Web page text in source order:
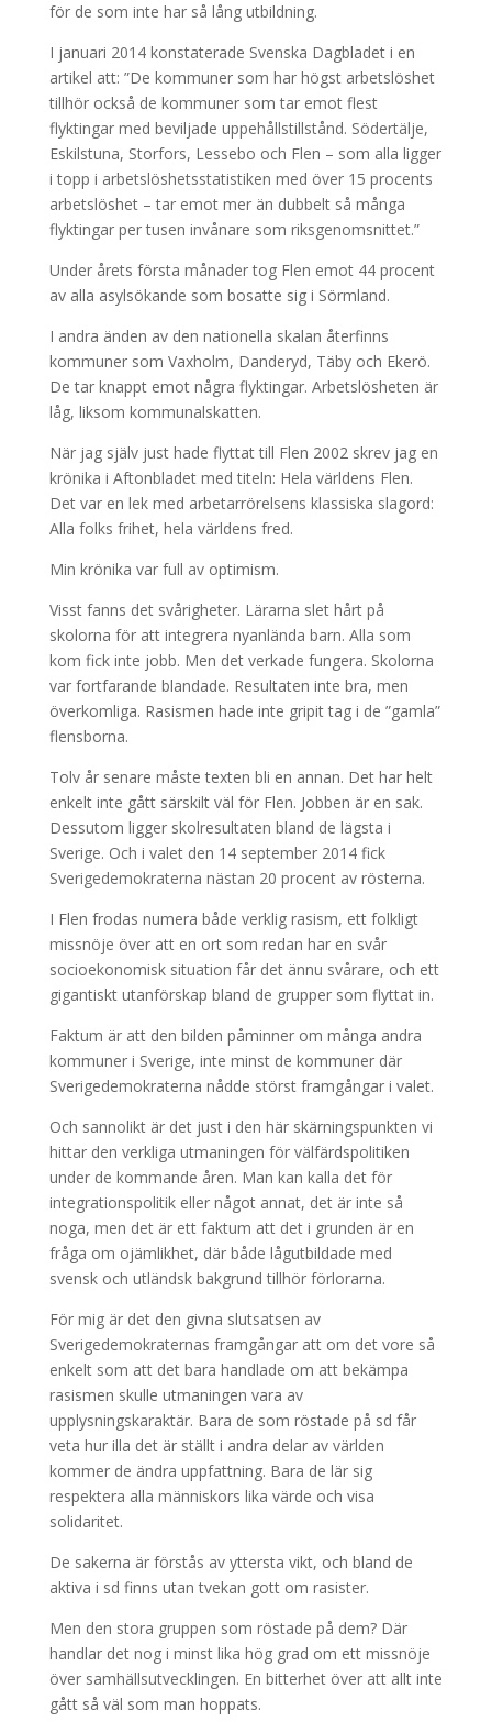
för de som inte har så lång utbildning.
I januari 2014 konstaterade Svenska Dagbladet i en
artikel att: ”De kommuner som har högst arbetslöshet
tillhör också de kommuner som tar emot flest
flyktingar med beviljade uppehållstillstånd. Södertälje,
Eskilstuna, Storfors, Lessebo och Flen – som alla ligger
i topp i arbetslöshetsstatistiken med över 15 procents
arbetslöshet – tar emot mer än dubbelt så många
flyktingar per tusen invånare som riksgenomsnittet.”
Under årets första månader tog Flen emot 44 procent
av alla asylsökande som bosatte sig i Sörmland.
I andra änden av den nationella skalan återfinns
kommuner som Vaxholm, Danderyd, Täby och Ekerö.
De tar knappt emot några flyktingar. Arbetslösheten är
låg, liksom kommunalskatten.
När jag själv just hade flyttat till Flen 2002 skrev jag en
krönika i Aftonbladet med titeln: Hela världens Flen.
Det var en lek med arbetarrörelsens klassiska slagord:
Alla folks frihet, hela världens fred.
Min krönika var full av optimism.
Visst fanns det svårigheter. Lärarna slet hårt på
skolorna för att integrera nyanlända barn. Alla som
kom fick inte jobb. Men det verkade fungera. Skolorna
var fortfarande blandade. Resultaten inte bra, men
överkomliga. Rasismen hade inte gripit tag i de ”gamla”
flensborna.
Tolv år senare måste texten bli en annan. Det har helt
enkelt inte gått särskilt väl för Flen. Jobben är en sak.
Dessutom ligger skolresultaten bland de lägsta i
Sverige. Och i valet den 14 september 2014 fick
Sverigedemokraterna nästan 20 procent av rösterna.
I Flen frodas numera både verklig rasism, ett folkligt
missnöje över att en ort som redan har en svår
socioekonomisk situation får det ännu svårare, och ett
gigantiskt utanförskap bland de grupper som flyttat in.
Faktum är att den bilden påminner om många andra
kommuner i Sverige, inte minst de kommuner där
Sverigedemokraterna nådde störst framgångar i valet.
Och sannolikt är det just i den här skärningspunkten vi
hittar den verkliga utmaningen för välfärdspolitiken
under de kommande åren. Man kan kalla det för
integrationspolitik eller något annat, det är inte så
noga, men det är ett faktum att det i grunden är en
fråga om ojämlikhet, där både lågutbildade med
svensk och utländsk bakgrund tillhör förlorarna.
För mig är det den givna slutsatsen av
Sverigedemokraternas framgångar att om det vore så
enkelt som att det bara handlade om att bekämpa
rasismen skulle utmaningen vara av
upplysningskaraktär. Bara de som röstade på sd får
veta hur illa det är ställt i andra delar av världen
kommer de ändra uppfattning. Bara de lär sig
respektera alla människors lika värde och visa
solidaritet.
De sakerna är förstås av yttersta vikt, och bland de
aktiva i sd finns utan tvekan gott om rasister.
Men den stora gruppen som röstade på dem? Där
handlar det nog i minst lika hög grad om ett missnöje
över samhällsutvecklingen. En bitterhet över att allt inte
gått så väl som man hoppats.